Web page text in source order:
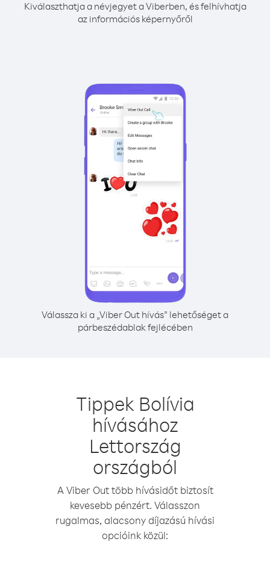
Kiválaszthatja a névjegyet a Viberben, és felhívhatja
az információs képernyőről
Válassza ki a „Viber Out hívás” lehetőséget a
párbeszédablak fejlécében
Tippek Bolívia
hívásához
Lettország
országból
A Viber Out több hívásidőt biztosít
kevesebb pénzért. Válasszon
rugalmas, alacsony díjazású hívási
opcióink közül: